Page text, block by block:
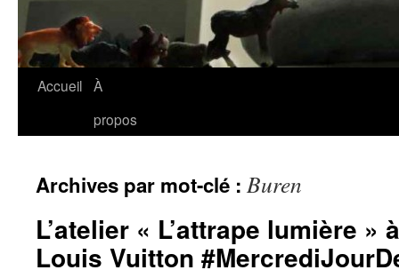
Aller
Accueil À
propos
Archives par mot-clé : Buren
L’atelier « L’attrape lumière »
Louis Vuitton